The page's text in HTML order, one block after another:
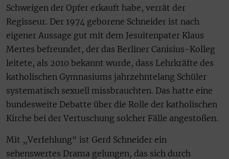
Schweigen der Opfer erkauft habe, verrät der
Regisseur. Der 1974 geborene Schneider ist nach
eigener Aussage gut mit dem Jesuitenpater Klaus
Mertes befreundet, der das Berliner Canisius-Kolleg
leitete, als 2010 bekannt wurde, dass Lehrkräfte des
katholischen Gymnasiums jahrzehntelang Schüler
systematisch sexuell missbrauchten. Das hatte eine
bundesweite Debatte über die Rolle der katholischen
Kirche bei der Vertuschung solcher Fälle angestoßen.
Mit „Verfehlung“ ist Gerd Schneider ein
sehenswertes Drama gelungen, das sich durch